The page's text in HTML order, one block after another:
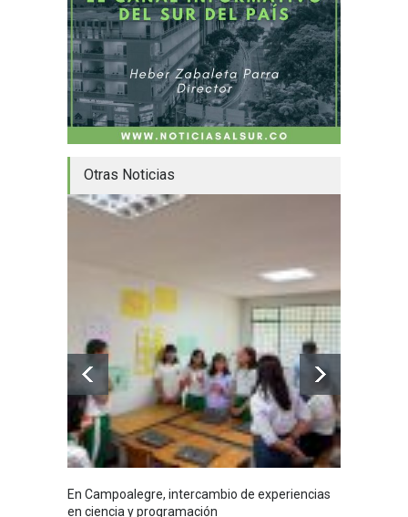
Otras Noticias
En Campoalegre, intercambio de experiencias
en ciencia y programación